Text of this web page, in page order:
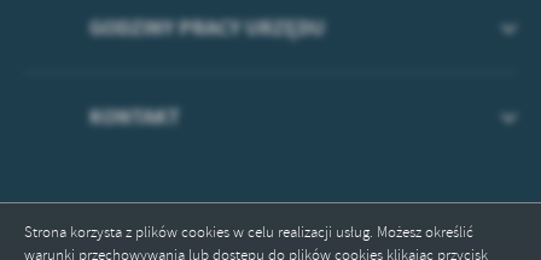
Strona korzysta z plików cookies w celu realizacji usług. Możesz określić
warunki przechowywania lub dostępu do plików cookies klikając przycisk
GODZINY PRACY URZĘDU
KONTAKT